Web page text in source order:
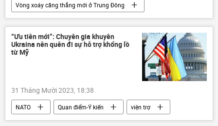
UAV
Vòng xoáy căng thẳng mới ở Trung Đông
HAMAS
Israel
Palestine
Gaza
Hoa Kỳ
Qatar
Bộ Ngoại giao Nga
Thế giới
“Ưu tiên mới”: Chuyên gia khuyên
Ukraina nên quên đi sự hỗ trợ khổng lồ
từ Mỹ
31 Tháng Mười 2023, 18:38
NATO Quan điểm-Ý kiến
viện trợ
Nga
Hoa Kỳ
Ukraina